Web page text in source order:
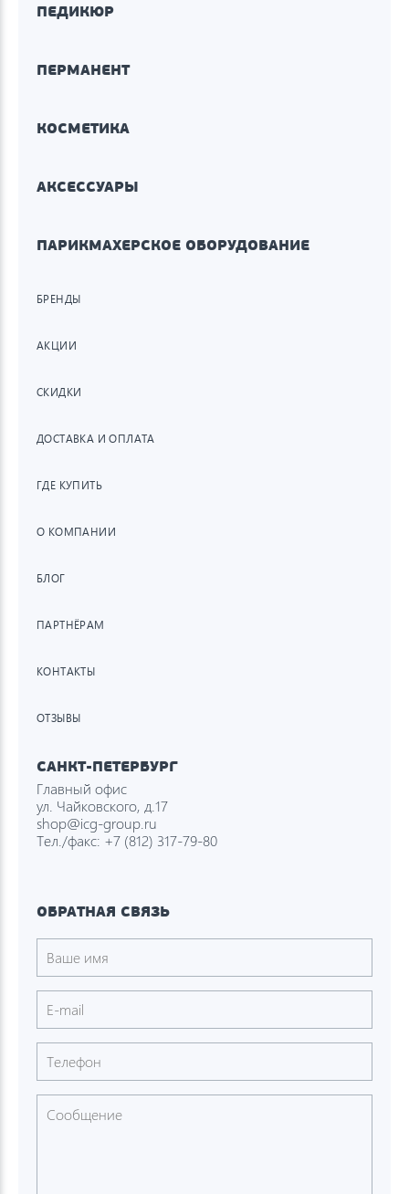
ПЕДИКЮР
ПЕРМАНЕНТ
КОСМЕТИКА
АКСЕССУАРЫ
ПАРИКМАХЕРСКОЕ ОБОРУДОВАНИЕ
БРЕНДЫ
АКЦИИ
СКИДКИ
ДОСТАВКА И ОПЛАТА
ГДЕ КУПИТЬ
О КОМПАНИИ
БЛОГ
ПАРТНЁРАМ
КОНТАКТЫ
ОТЗЫВЫ
САНКТ-ПЕТЕРБУРГ
Главный офис
ул. Чайковского, д.17
shop@icg-group.ru
Тел./факс: +7 (812) 317-79-80
ОБРАТНАЯ СВЯЗЬ